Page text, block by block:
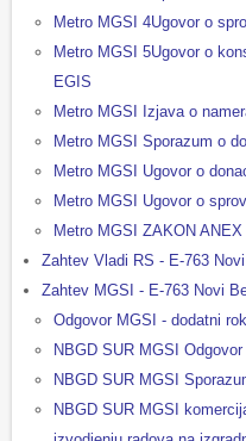
Metro MGSI 4Ugovor o
Metro MGSI 5Ugovor o
EGIS
Metro MGSI Izjava o
Metro MGSI Sporazum o
Metro MGSI Ugovor o
Metro MGSI Ugovor o
Metro MGSI ZAKON
Zahtev Vladi RS - E-763
Zahtev MGSI - E-763 Novi
Odgovor MGSI - dodatni rok
NBGD SUR MGSI Odgovor
NBGD SUR MGSI
NBGD SUR MGSI